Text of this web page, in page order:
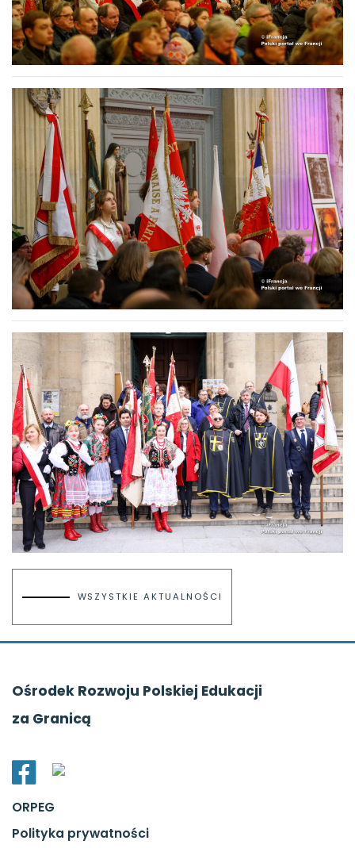
WSZYSTKIE AKTUALNOŚCI
Ośrodek Rozwoju Polskiej Edukacji
za Granicą
ORPEG
Polityka prywatności